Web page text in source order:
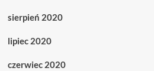
sierpień 2020
lipiec 2020
czerwiec 2020